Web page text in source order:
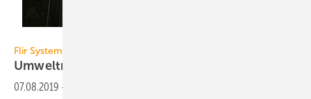
Flir Systems
Umweltmessgerät für
07.08.2019 -